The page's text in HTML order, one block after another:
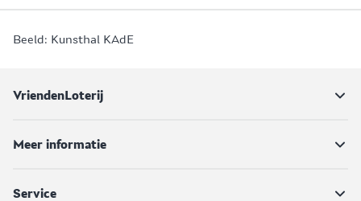
Beeld: Kunsthal KAdE
VriendenLoterij
Meer informatie
Service